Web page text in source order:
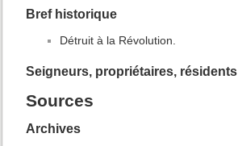
Bref historique
Détruit à la Révolution.
Seigneurs, propriétaires, résidents
Sources
Archives